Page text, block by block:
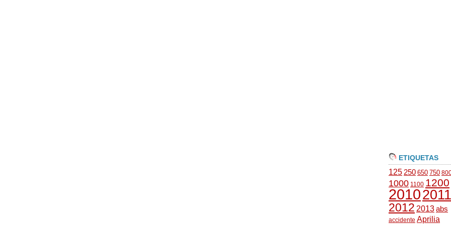
ETIQUETAS
125 250 650 750
1000 1100 1200
20102011
2012 2013abs
accidente Aprilia